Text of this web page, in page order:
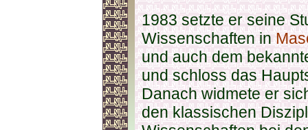
1983 setzte er seine
Wissenschaften in
und auch dem
und schloss das
Danach widmete er
den klassischen